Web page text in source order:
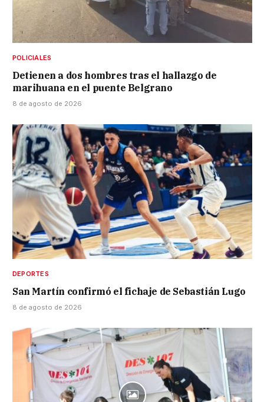
POLICIALES
Detienen a dos hombres tras el hallazgo de
marihuana en el puente Belgrano
8 de agosto de 2026
DEPORTES
San Martín confirmó el fichaje de Sebastián Lugo
8 de agosto de 2026